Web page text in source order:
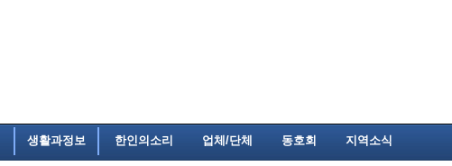
생활과정보 한인의소리 업체/단체 동호회 지역소식